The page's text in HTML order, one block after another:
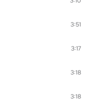
3:51
3:17
3:18
3:18